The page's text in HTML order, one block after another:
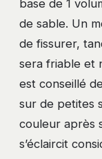
base de 1
de sable. Un
de fissurer,
sera friable et
est conseillé
sur de petites
couleur après
s’éclaircit